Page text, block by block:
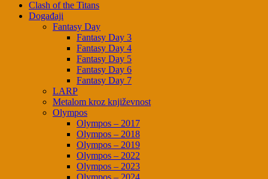
Clash of the Titans
Događaji
Fantasy Day
Fantasy Day 3
Fantasy Day 4
Fantasy Day 5
Fantasy Day 6
Fantasy Day 7
LARP
Metalom kroz književnost
Olympos
Olympos – 2017
Olympos – 2018
Olympos – 2019
Olympos – 2022
Olympos – 2023